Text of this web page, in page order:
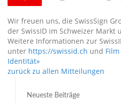
Wir freuen uns, die SwissSign
der SwissID im Schweizer
Weitere Informationen zur
unter https://swissid.ch und
Identität»
zurück zu allen Mitteilungen
Neueste Beiträge